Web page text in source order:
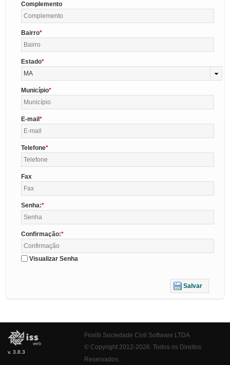
Complemento
Bairro
Estado
MA
Município
E-mail
Telefone
Fax
Senha:
Confirmação:
Visualizar Senha
Salvar
v. 3.8.3
Fiorilli Sociedade Civil Software LTDA
© Copyright 2012-2026. Todos os Direitos
Reservados.